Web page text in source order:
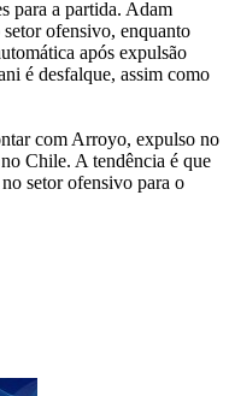
para a partida. Adam
ofensivo, enquanto
após expulsão
é desfalque, assim como
com Arroyo, expulso no
Chile. A tendência é que
setor ofensivo para o